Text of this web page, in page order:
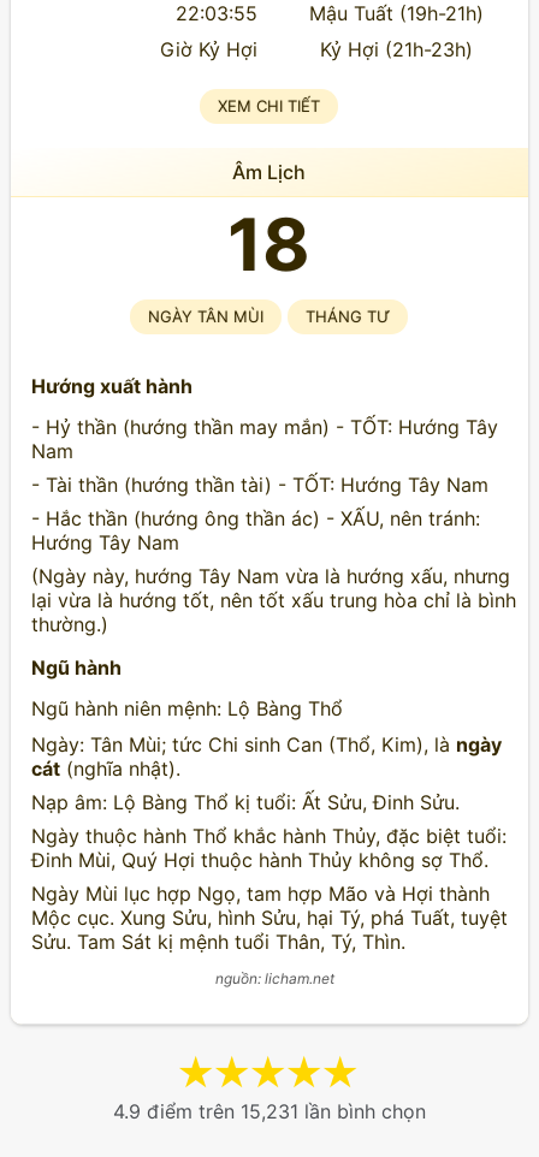
22:03:55
Giờ Kỷ Hợi
Mậu Tuất (19h-21h)
Kỷ Hợi (21h-23h)
XEM CHI TIẾT
Âm Lịch
18
NGÀY TÂN MÙI THÁNG TƯ
Hướng xuất hành
- Hỷ thần (hướng thần may mắn) - TỐT: Hướng Tây
Nam
- Tài thần (hướng thần tài) - TỐT: Hướng Tây Nam
- Hắc thần (hướng ông thần ác) - XẤU, nên tránh:
Hướng Tây Nam
(Ngày này, hướng Tây Nam vừa là hướng xấu, nhưng
lại vừa là hướng tốt, nên tốt xấu trung hòa chỉ là bình
thường.)
Ngũ hành
Ngũ hành niên mệnh: Lộ Bàng Thổ
Ngày: Tân Mùi; tức Chi sinh Can (Thổ, Kim), là ngày
cát(nghĩa nhật).
Nạp âm: Lộ Bàng Thổ kị tuổi: Ất Sửu, Đinh Sửu.
Ngày thuộc hành Thổ khắc hành Thủy, đặc biệt tuổi:
Đinh Mùi, Quý Hợi thuộc hành Thủy không sợ Thổ.
Ngày Mùi lục hợp Ngọ, tam hợp Mão và Hợi thành
Mộc cục. Xung Sửu, hình Sửu, hại Tý, phá Tuất, tuyệt
Sửu. Tam Sát kị mệnh tuổi Thân, Tý, Thìn.
nguồn: licham.net
★
★
★
★
★
4.9 điểm trên 15,231 lần bình chọn